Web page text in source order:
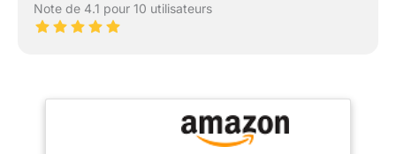
Note de 4.1 pour 10 utilisateurs